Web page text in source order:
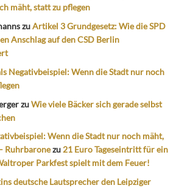
mäht, statt zu pflegen
zuArtikel 3 Grundgesetz: Wie die SPD
Anschlag auf den CSD Berlin
Negativbeispiel: Wenn die Stadt nur noch
zuWie viele Bäcker sich gerade selbst
Wenn die Stadt nur noch mäht,
Ruhrbaronezu 21 Euro Tageseintritt für ein
Parkfest spielt mit dem Feuer!
deutsche Lautsprecher den Leipziger